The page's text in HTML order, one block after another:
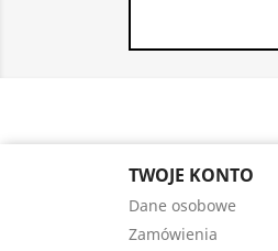
TWOJE KONTO
Dane osobowe
Zamówienia